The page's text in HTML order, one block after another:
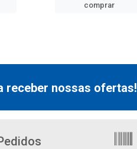
comprar
receber nossas ofertas!